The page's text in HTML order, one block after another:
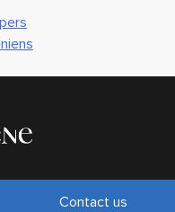
Contact us